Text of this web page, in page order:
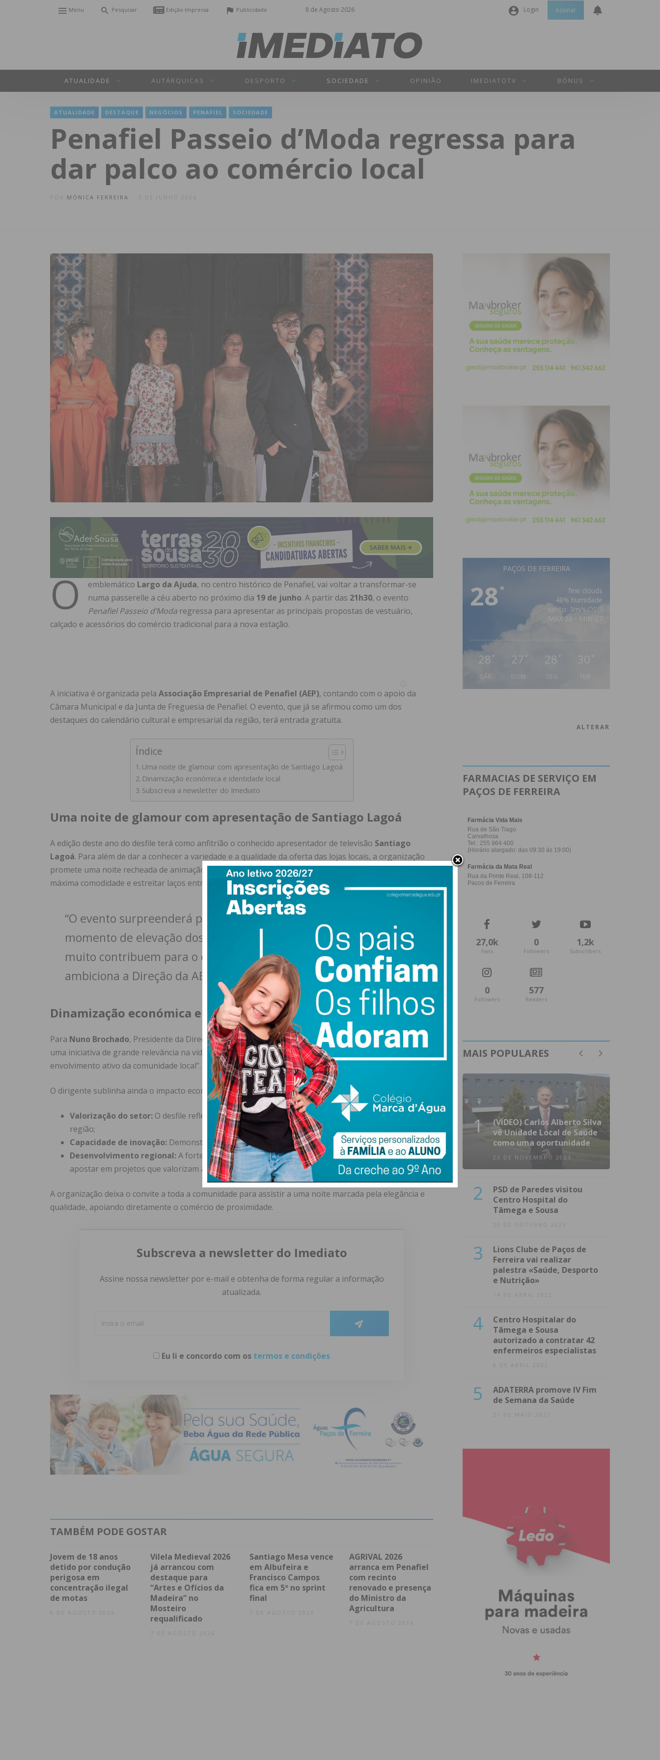
8 de Agosto 2026
Menu Pesquisar Edição Impressa Publicidade Login
Senha
INICIAR SESSÃO
Assinar
ATUALIDADE AUTÁRQUICAS DESPORTO SOCIEDADE OPINIÃO IMEDIATOTV BÓNUS
ATUALIDADE DESTAQUE NEGÓCIOS PENAFIEL SOCIEDADE
Penafiel Passeio d’Moda regressa para
dar palco ao comércio local
MÓNICA FERREIRA
O emblemático Largo da Ajuda, no centro histórico de Penafiel, vai voltar a transformar-se
numa passerelle a céu aberto no próximo dia 19 de junho. A partir das 21h30, o evento
Penafiel Passeio d’Moda regressa para apresentar as principais propostas de vestuário,
calçado e acessórios do comércio tradicional para a nova estação.
A iniciativa é organizada pela Associação Empresarial de Penafiel (AEP), contando com o apoio da
Câmara Municipal e da Junta de Freguesia de Penafiel. O evento, que já se afirmou como um dos
destaques do calendário cultural e empresarial da região, terá entrada gratuita.
Índice
Uma noite de glamour com apresentação de Santiago Lagoá
Dinamização económica e identidade local
Subscreva a newsletter do Imediato
Uma noite de glamour com apresentação de Santiago Lagoá
A edição deste ano do desfile terá como anfitrião o conhecido apresentador de televisão Santiago
Lagoá. Para além de dar a conhecer a variedade e a qualidade da oferta das lojas locais, a organização
promete uma noite recheada de animação e entretenimento, desenhada para acolher o público com a
máxima comodidade e estreitar laços entre lojistas e clientes.
“O evento surpreenderá positivamente todos os presentes, num
momento de elevação dos empresários do setor da moda, que
muito contribuem para o desenvolvimento do concelho”,
ambiciona a Direção da AEP.
Dinamização económica e identidade local
Para Nuno Brochado, Presidente da Direção da AEP, oPenafiel Passeio d’Moda já se consolidou como
uma iniciativa de grande relevância na vida empresarial da cidade, por reunir “criatividade, talento e o
envolvimento ativo da comunidade local”.
O dirigente sublinha ainda o impacto económico e cultural deste projeto:
Valorização do setor: O desfile reflete o trabalho e a dedicação das lojas e dos profissionais da
região;
Capacidade de inovação: Demonstra a resiliência do comércio local em inovar e atrair público;
Desenvolvimento regional:A forte adesão de edições anteriores reforça a importância de
apostar em projetos que valorizam a identidade local e promovem o crescimento económico.
A organização deixa o convite a toda a comunidade para assistir a uma noite marcada pela elegância e
qualidade, apoiando diretamente o comércio de proximidade.
Subscreva a newsletter do Imediato
Assine nossa newsletter por e-mail e obtenha de forma regular a informação
atualizada.
Eu li e concordo com os termos e condições
TAMBÉM PODE GOSTAR
Jovem de 18 anos
detido por condução
perigosa em
concentração ilegal
de motas
8 DE AGOSTO 2026
Vilela Medieval 2026
já arrancou com
destaque para
“Artes e Ofícios da
Madeira” no
Mosteiro
requalificado
7 DE AGOSTO 2026
Santiago Mesa vence
em Albufeira e
Francisco Campos
fica em 5º no sprint
final
7 DE AGOSTO 2026
AGRIVAL 2026
arranca em Penafiel
com recinto
renovado e presença
do Ministro da
Agricultura
7 DE AGOSTO 2026
PAÇOS DE FERREIRA
28°
few clouds
48% humidade
vento: 3m/s OSO
MAX 28 • MIN 27
28 °
SÁB
27 °
DOM
28 °
SEG
30 °
ALTERAR
FARMACIAS DE SERVIÇO EM
PAÇOS DE FERREIRA
27,0k
Fans
0
Followers
1,2k
Subscribers
0
Followers
577
Readers
MAIS POPULARES
1
(VÍDEO) Carlos Alberto Silva
vê Unidade Local de Saúde
como uma oportunidade
23 DE NOVEMBRO 2023
2
PSD de Paredes visitou
Centro Hospital do
Tâmega e Sousa
23 DE OUTUBRO 2023
3
Lions Clube de Paços de
Ferreira vai realizar
palestra «Saúde, Desporto
e Nutrição»
14 DE ABRIL 2022
4
Centro Hospitalar do
Tâmega e Sousa
autorizado a contratar 42
enfermeiros especialistas
8 DE ABRIL 2022
5
ADATERRA promove IV Fim
de Semana da Saúde
21 DE MAIO 2021